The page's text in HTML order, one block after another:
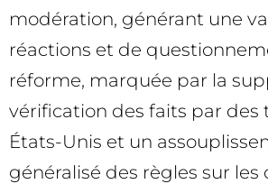
modération, générant une
réactions et de
réforme, marquée par la
vérification des faits par des
États-Unis et un
généralisé des règles sur les